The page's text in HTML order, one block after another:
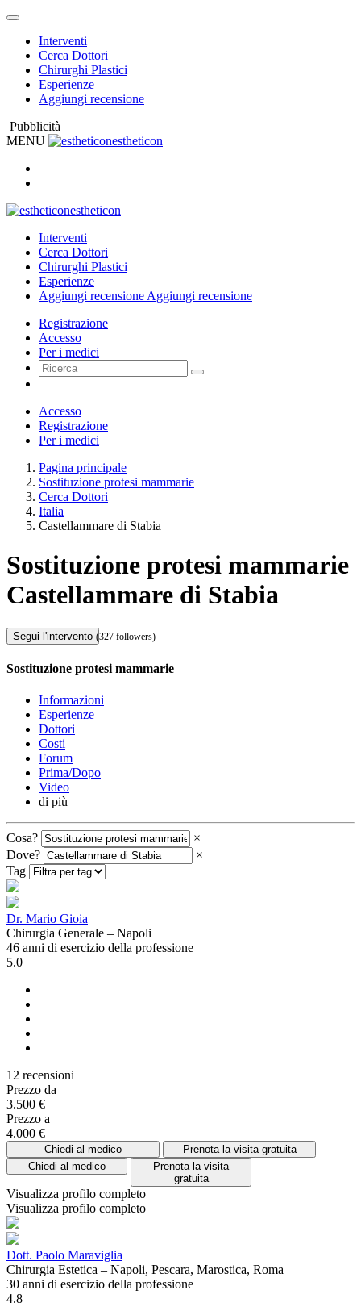
Interventi
Cerca Dottori
Chirurghi Plastici
Esperienze
Aggiungi recensione
Pubblicità
MENU
estheticon
estheticon
Interventi
Cerca Dottori
Chirurghi Plastici
Esperienze
Aggiungi recensione Aggiungi recensione
Registrazione
Accesso
Per i medici
Accesso
Registrazione
Per i medici
Pagina principale
Sostituzione protesi mammarie
Cerca Dottori
Italia
Castellammare di Stabia
Sostituzione protesi mammarie
Castellammare di Stabia
Segui l'intervento (327 followers)
Sostituzione protesi mammarie
Informazioni
Esperienze
Dottori
Costi
Forum
Prima/Dopo
Video
di più
Cosa?
×
Dove?
×
Tag
Dr. Mario Gioia
Chirurgia Generale – Napoli
46 anni di esercizio della professione
5.0
12 recensioni
Prezzo da
3.500 €
Prezzo a
4.000 €
Chiedi al medico
Prenota la visita gratuita
Chiedi al medico
Prenota la visita
gratuita
Visualizza profilo completo
Visualizza profilo completo
Dott. Paolo Maraviglia
Chirurgia Estetica – Napoli, Pescara, Marostica, Roma
30 anni di esercizio della professione
4.8